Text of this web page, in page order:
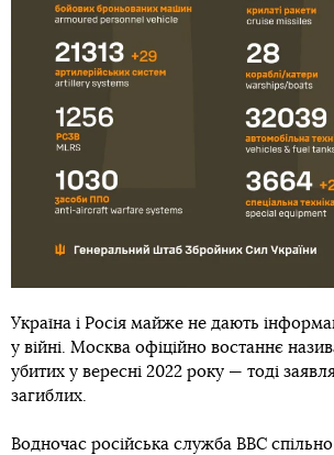
Україна і Росія майже не дають
у війні. Москва офіційно востаннє
убитих у вересні 2022 року — тоді
загиблих.
Водночас російська служба BBC